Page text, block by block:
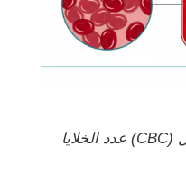
يقيس اختبار تعداد الدم الكامل (CBC) عدد الخلايا